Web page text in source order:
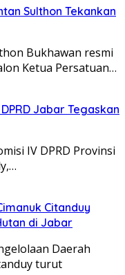
Sulthon Tekankan
Bukhawan resmi
Ketua Persatuan…
Jabar Tegaskan
IV DPRD Provinsi
Citanduy
di Jabar
Daerah
turut